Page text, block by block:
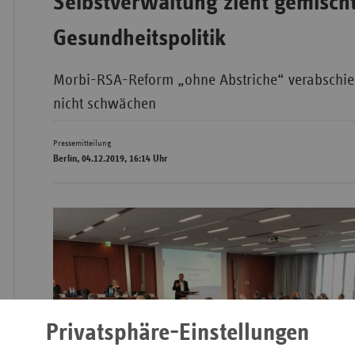
Privatsphäre-Einstellungen
Gesundheitspolitik
Morbi-RSA-Reform „ohne Abstriche“
nicht schwächen
Pressemitteilung
Berlin, 04.12.2019, 16:14 Uhr